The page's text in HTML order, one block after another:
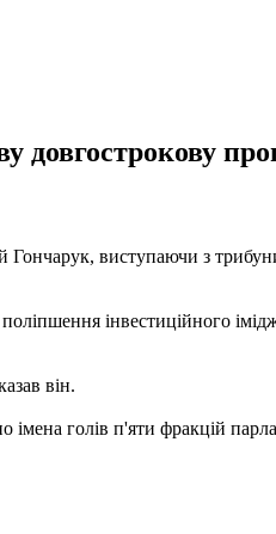
виступаючи з
інвестиційного
він.
голів п'яти фракцій